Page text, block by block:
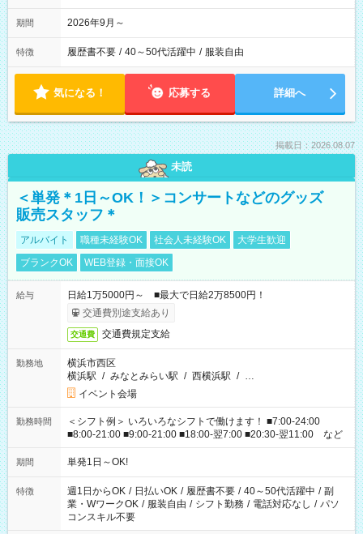
期間 2026年9月～
特徴 履歴書不要 / 40～50代活躍中 / 服装自由
気になる！ 応募する 詳細へ
掲載日：2026.08.07
未読
＜単発＊1日～OK！＞コンサートなどのグッズ
販売スタッフ＊
アルバイト 職種未経験OK 社会人未経験OK
大学生歓迎
ブランクOK
WEB登録・面接OK
給与
日給1万5000円～ ■最大で日給2万8500円！
交通費別途支給あり
交通費 交通費規定支給
勤務地
横浜市西区
横浜駅 / みなとみらい駅 / 西横浜駅 / …
イベント会場
勤務時間
＜シフト例＞ いろいろなシフトで働けます！ ■7:00-24:00
■8:00-21:00 ■9:00-21:00 ■18:00-翌7:00 ■20:30-翌11:00 など
期間 単発1日～OK!
特徴 週1日からOK / 日払いOK / 履歴書不要 / 40～50代活躍中 / 副
業・WワークOK / 服装自由 / シフト勤務 / 電話対応なし / パソ
コンスキル不要